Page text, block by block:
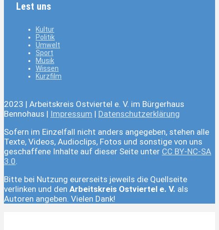
Lest uns
Kultur
Politik
Umwelt
Sport
Musik
Wissen
Kurzfilm
2023 | Arbeitskreis Ostviertel e. V. im Bürgerhaus
Bennohaus | Impressum | Datenschutzerklärung
Sofern im Einzelfall nicht anders angegeben, stehen alle
Texte, Videos, Audioclips, Fotos und sonstige von uns
geschaffene Inhalte auf dieser Seite unter CC BY-NC-SA
3.0.
Bitte bei Nutzung eurerseits jeweils die Quellseite
verlinken und den Arbeitskreis Ostviertel e. V. als
Autoren angeben. Vielen Dank!